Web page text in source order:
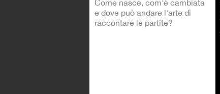
Come nasce, com'è cambiata
e dove può andare l'arte di
raccontare le partite?